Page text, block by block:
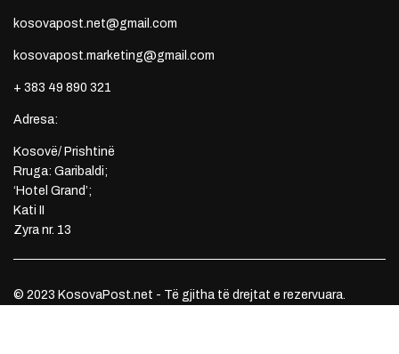
kosovapost.net@gmail.com
kosovapost.marketing@gmail.com
+ 383 49 890 321
Adresa:
Kosovë/ Prishtinë
Rruga: Garibaldi;
‘Hotel Grand’;
Kati II
Zyra nr. 13
© 2023 KosovaPost.net - Të gjitha të drejtat e rezervuara.